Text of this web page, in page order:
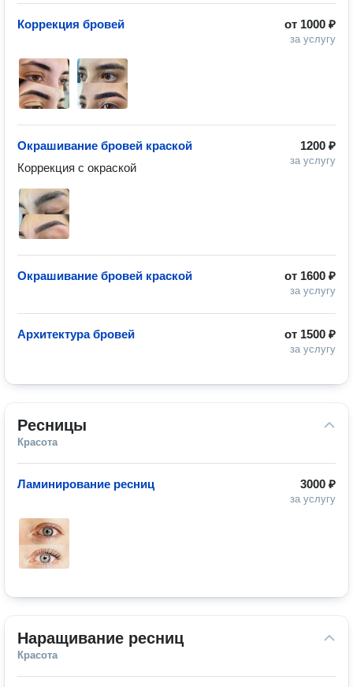
от 1000 ₽
за услугу
Коррекция бровей
1200 ₽
за услугу
Окрашивание бровей краской
Коррекция с окраской
от 1600 ₽
за услугу
Окрашивание бровей краской
от 1500 ₽
за услугу
Архитектура бровей
Ресницы
Красота
3000 ₽
за услугу
Ламинирование ресниц
Наращивание ресниц
Красота